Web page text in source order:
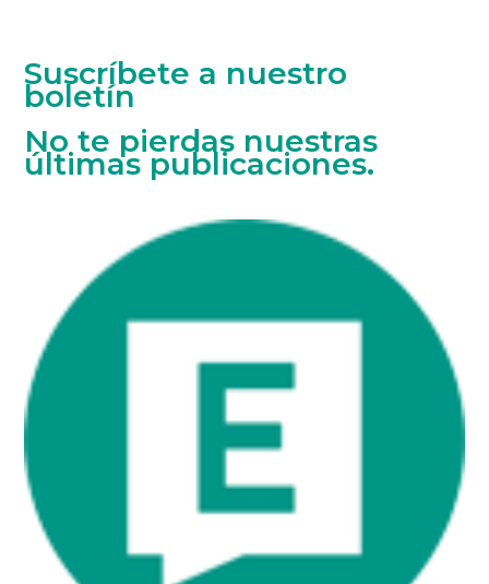
Suscríbete a nuestro
boletín
No te pierdas nuestras
últimas publicaciones.